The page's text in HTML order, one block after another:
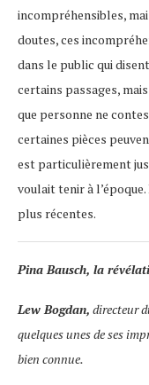
incompréhensibles,
doutes, ces
dans le public qui
certains passages,
que personne ne
certaines pièces
est particulièrement
voulait tenir à
plus récentes.
Pina Bausch, la
Lew Bogdan, directeur
quelques unes de ses
bien connue.